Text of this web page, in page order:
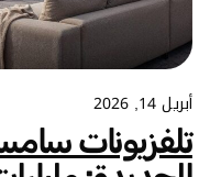
أبريل 14, 2026